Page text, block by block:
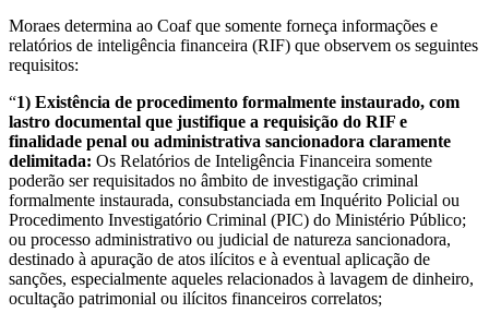
Moraes determina ao Coaf que somente forneça informações e
relatórios de inteligência financeira (RIF) que observem os seguintes
requisitos:
“1) Existência de procedimento formalmente instaurado, com
lastro documental que justifique a requisição do RIF e
finalidade penal ou administrativa sancionadora claramente
delimitada: Os Relatórios de Inteligência Financeira somente
poderão ser requisitados no âmbito de investigação criminal
formalmente instaurada, consubstanciada em Inquérito Policial ou
Procedimento Investigatório Criminal (PIC) do Ministério Público;
ou processo administrativo ou judicial de natureza sancionadora,
destinado à apuração de atos ilícitos e à eventual aplicação de
sanções, especialmente aqueles relacionados à lavagem de dinheiro,
ocultação patrimonial ou ilícitos financeiros correlatos;